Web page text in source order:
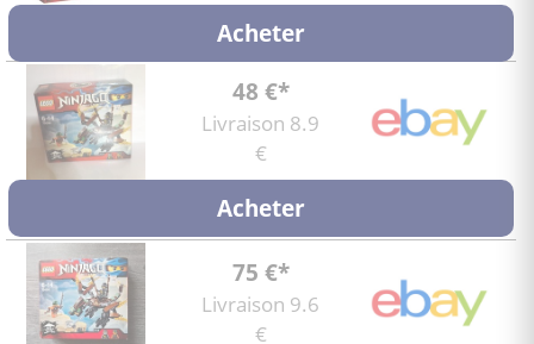
Acheter
48 €*
Livraison 8.9
€
Acheter
75 €*
Livraison 9.6
€